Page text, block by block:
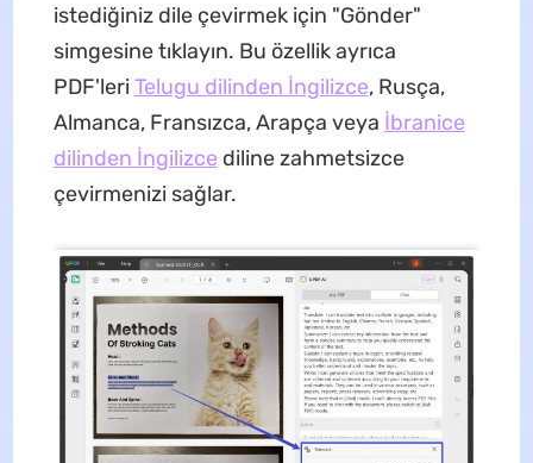
istediğiniz dile çevirmek için "Gönder"
simgesine tıklayın. Bu özellik ayrıca
PDF'leriTelugu dilinden İngilizce, Rusça,
Almanca, Fransızca, Arapça veya İbranice
dilinden İngilizce diline zahmetsizce
çevirmenizi sağlar.